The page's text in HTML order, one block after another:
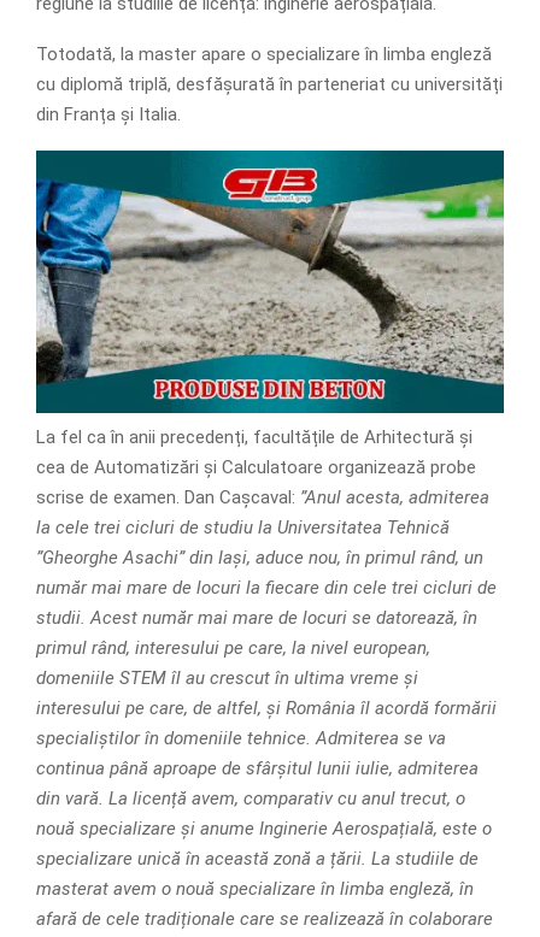
Totodată, la master apare o specializare în limba engleză
cu diplomă triplă, desfășurată în parteneriat cu universități
din Franța și Italia.
La fel ca în anii precedenți, facultățile de Arhitectură și
cea de Automatizări și Calculatoare organizează probe
scrise de examen. Dan Cașcaval: ”Anul acesta, admiterea
la cele trei cicluri de studiu la Universitatea Tehnică
”Gheorghe Asachi” din Iași, aduce nou, în primul rând, un
număr mai mare de locuri la fiecare din cele trei cicluri de
studii. Acest număr mai mare de locuri se datorează, în
primul rând, interesului pe care, la nivel european,
domeniile STEM îl au crescut în ultima vreme și
interesului pe care, de altfel, și România îl acordă formării
specialiștilor în domeniile tehnice. Admiterea se va
continua până aproape de sfârșitul lunii iulie, admiterea
din vară. La licență avem, comparativ cu anul trecut, o
nouă specializare și anume Inginerie Aerospațială, este o
specializare unică în această zonă a țării. La studiile de
masterat avem o nouă specializare în limba engleză, în
afară de cele tradiționale care se realizează în colaborare